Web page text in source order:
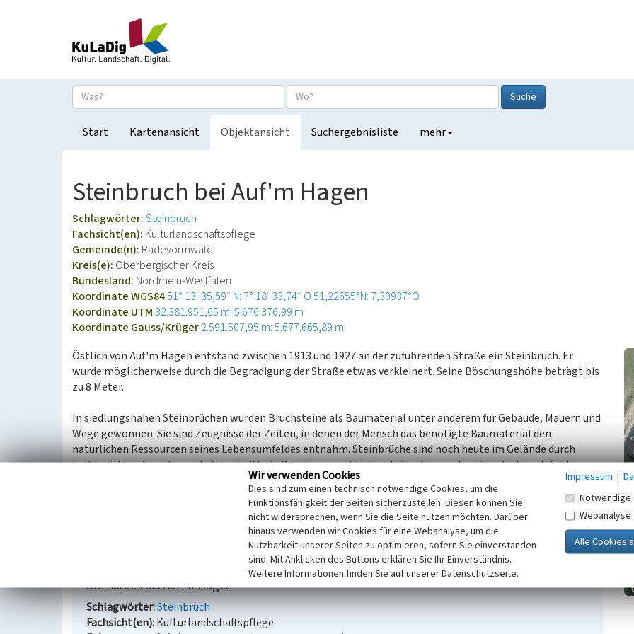
Suche
Start Kartenansicht Objektansicht Suchergebnisliste mehr
Steinbruch bei Auf'm Hagen
Schlagwörter:Steinbruch
Fachsicht(en): Kulturlandschaftspflege
Gemeinde(n): Radevormwald
Kreis(e): Oberbergischer Kreis
Bundesland: Nordrhein-Westfalen
Koordinate WGS8451° 13′ 35,59″ N: 7° 18′ 33,74″ O51,22655°N: 7,30937°O
Koordinate UTM 32.381.951,65 m: 5.676.376,99 m
Koordinate Gauss/Krüger2.591.507,95 m: 5.677.665,89 m
Östlich von Auf'm Hagen entstand zwischen 1913 und 1927 an der zuführenden Straße ein Steinbruch. Er
wurde möglicherweise durch die Begradigung der Straße etwas verkleinert. Seine Böschungshöhe beträgt bis
zu 8 Meter.
In siedlungsnahen Steinbrüchen wurden Bruchsteine als Baumaterial unter anderem für Gebäude, Mauern und
Wege gewonnen. Sie sind Zeugnisse der Zeiten, in denen der Mensch das benötigte Baumaterial den
natürlichen Ressourcen seines Lebensumfeldes entnahm. Steinbrüche sind noch heute im Gelände durch
halbkreisförmige oder ovale Einschnitte in Böschungen ablesbar, teilweise wurden sie jedoch auch (mit
Abfällen) verfüllt. Da sie eine hohe Vielfalt an Lebensräumen, die von stark sonnenexponierten, trockenen
Flächen bis hin zu Feuchtbereichen und Tümpeln reichen, aufweisen, sind sie als wertvolle Biotope für
verschiedene, auch gefährdete Pflanzen- und Tierarten zu bezeichnen.
Steinbruch bei Auf'm Hagen
Schlagwörter Steinbruch
Fachsicht(en) Kulturlandschaftspflege
Wir verwenden Cookies
Dies sind zum einen technisch notwendige Cookies, um die
Funktionsfähigkeit der Seiten sicherzustellen. Diesen können Sie
nicht widersprechen, wenn Sie die Seite nutzen möchten. Darüber
hinaus verwenden wir Cookies für eine Webanalyse, um die
Nutzbarkeit unserer Seiten zu optimieren, sofern Sie einverstanden
sind. Mit Anklicken des Buttons erklären Sie Ihr Einverständnis.
Weitere Informationen finden Sie auf unserer Datenschutzseite.
Impressum |
Notwendige
Webanalyse